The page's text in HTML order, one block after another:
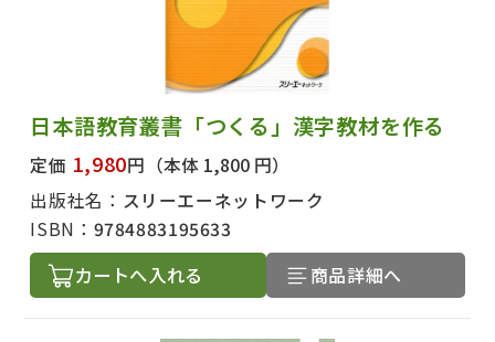
日本語教育叢書「つくる」漢字教材を作る
定価 1,980円 （本体 1,800 円）
出版社名： スリーエーネットワーク
ISBN： 9784883195633
カートへ入れる 商品詳細へ